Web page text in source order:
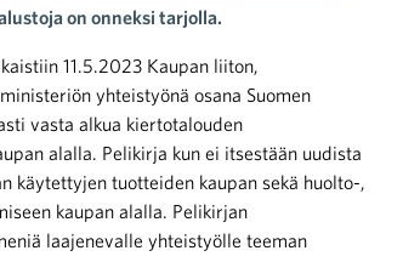
on onneksi tarjolla.
11.5.2023 Kaupan liiton,
yhteistyönä osana Suomen
vasta alkua kiertotalouden
alalla. Pelikirja kun ei itsestään uudista
tuotteiden kaupan sekä huolto-,
kaupan alalla. Pelikirjan
laajenevalle yhteistyölle teeman